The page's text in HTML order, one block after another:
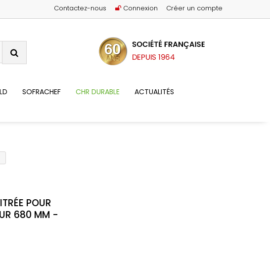
Créer un compte
Connexion
Contactez-nous
SOFRACHEF CHR DURABLE ACTUALITÉS
POUR
680 MM -